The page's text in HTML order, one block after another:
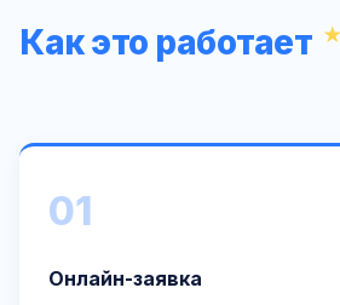
Как это работает
01
Онлайн-заявка